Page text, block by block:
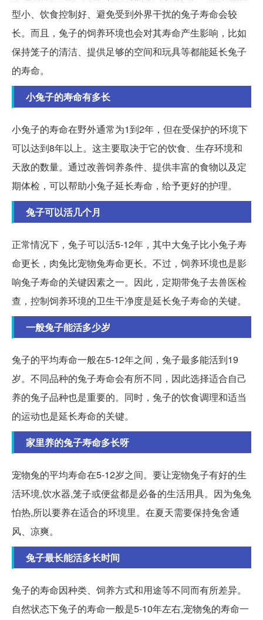
型小、饮食控制好、避免受到外界干扰的兔子寿命会较
长。而且，兔子的饲养环境也会对其寿命产生影响，比如
保持笼子的清洁、提供足够的空间和玩具等都能延长兔子
的寿命。
小兔子的寿命有多长
小兔子的寿命在野外通常为1到2年，但在受保护的环境下
可以达到8年以上。这主要取决于它的饮食、生存环境和
天敌的数量。通过改善饲养条件、提供丰富的食物以及定
期体检，可以帮助小兔子延长寿命，给予更好的护理。
兔子可以活几个月
正常情况下，兔子可以活5-12年，其中大兔子比小兔子寿
命更长，肉兔比宠物兔寿命更长。不过，饲养环境也是影
响兔子寿命的关键因素之一。因此，定期带兔子去兽医检
查，控制饲养环境的卫生干净度是延长兔子寿命的关键。
一般兔子能活多少岁
兔子的平均寿命一般在5-12年之间，兔子最多能活到19
岁。不同品种的兔子寿命会有所不同，因此选择适合自己
养的兔子品种也是重要的。同时，兔子的饮食调理和适当
的运动也是延长寿命的关键。
家里养的兔子寿命多长呀
宠物兔的平均寿命在5-12岁之间。要让宠物兔子有好的生
活环境,饮水器,笼子或便盆都是必备的生活用具。因为兔兔
怕热,所以要养在适合的环境里。在夏天需要保持兔舍通
风、凉爽。
兔子最长能活多长时间
兔子的寿命因种类、饲养方式和用途等不同而有所差异。
自然状态下兔子的寿命一般是5-10年左右,宠物兔的寿命一